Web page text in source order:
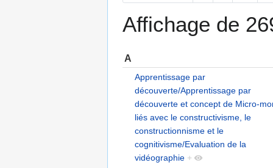
Affichage de
A
Apprentissage par
découverte/Apprentissage par
découverte et concept de Micro-
liés avec le constructivisme, le
constructionnisme et le
cognitivisme/Evaluation de la
vidéographie +